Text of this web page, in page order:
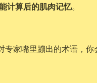
计算后的肌肉记忆。
专家嘴里蹦出的术语，你